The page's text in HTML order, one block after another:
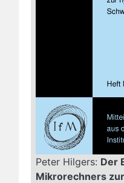
Peter Hilgers: Der
Mikrorechners